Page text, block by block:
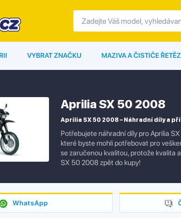
VYBRAT ZNAČKU MAZIVA A ČISTIČE
Aprilia SX 50 2008
Aprilia SX 50 2008 – Náhradní díly a
Potřebujete náhradní díly pro Aprilia
které byste mohli potřebovat pro
se zaručenou kvalitou, protože kvalita
SX 50 2008 zpět do kupy!
WhatsApp